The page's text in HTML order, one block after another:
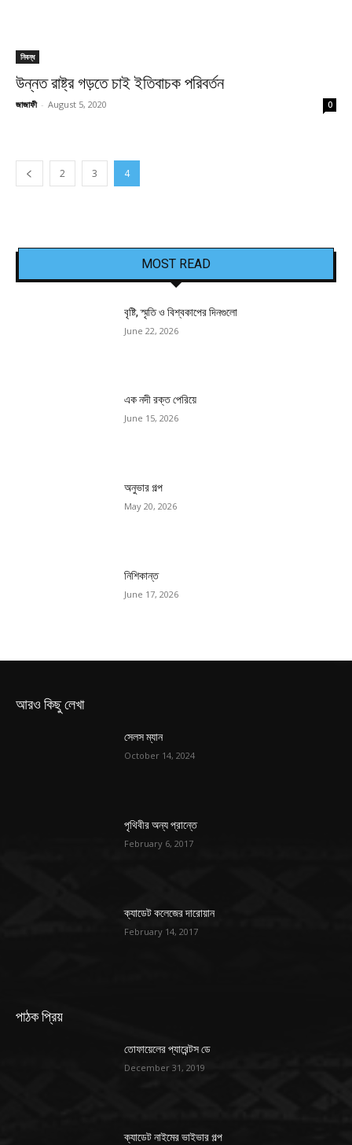
নিবন্ধ
উন্নত রাষ্ট্র গড়তে চাই ইতিবাচক পরিবর্তন
জাজাফী - August 5, 2020 0
2 3 4
MOST READ
বৃষ্টি, স্মৃতি ও বিশ্বকাপের দিনগুলো
June 22, 2026
এক নদী রক্ত পেরিয়ে
June 15, 2026
অনুভার গল্প
May 20, 2026
নিশিকান্ত
June 17, 2026
আরও কিছু লেখা
সেলস ম্যান
October 14, 2024
পৃথিবীর অন্য প্রান্তে
February 6, 2017
ক্যাডেট কলেজের দারোয়ান
February 14, 2017
পাঠক প্রিয়
তোফায়েলের প্যারেন্টস ডে
December 31, 2019
ক্যাডেট নাইমের ভাইভার গল্প